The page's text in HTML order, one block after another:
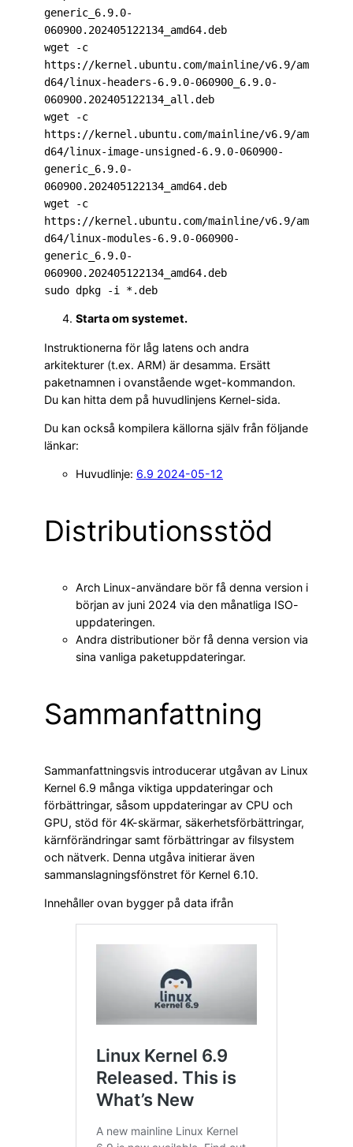
generic_6.9.0-
060900.202405122134_amd64.deb
wget -c
https://kernel.ubuntu.com/mainline/v6.9/am
d64/linux-headers-6.9.0-060900_6.9.0-
060900.202405122134_all.deb
wget -c
https://kernel.ubuntu.com/mainline/v6.9/am
d64/linux-image-unsigned-6.9.0-060900-
generic_6.9.0-
060900.202405122134_amd64.deb
wget -c
https://kernel.ubuntu.com/mainline/v6.9/am
d64/linux-modules-6.9.0-060900-
generic_6.9.0-
060900.202405122134_amd64.deb
sudo dpkg -i *.deb
Starta om systemet.
Instruktionerna för låg latens och andra
arkitekturer (t.ex. ARM) är desamma. Ersätt
paketnamnen i ovanstående wget-kommandon.
Du kan hitta dem på huvudlinjens Kernel-sida.
Du kan också kompilera källorna själv från följande
länkar:
Huvudlinje: 6.9 2024-05-12
Distributionsstöd
Arch Linux-användare bör få denna version i
början av juni 2024 via den månatliga ISO-
uppdateringen.
Andra distributioner bör få denna version via
sina vanliga paketuppdateringar.
Sammanfattning
Sammanfattningsvis introducerar utgåvan av Linux
Kernel 6.9 många viktiga uppdateringar och
förbättringar, såsom uppdateringar av CPU och
GPU, stöd för 4K-skärmar, säkerhetsförbättringar,
kärnförändringar samt förbättringar av filsystem
och nätverk. Denna utgåva initierar även
sammanslagningsfönstret för Kernel 6.10.
Innehåller ovan bygger på data ifrån